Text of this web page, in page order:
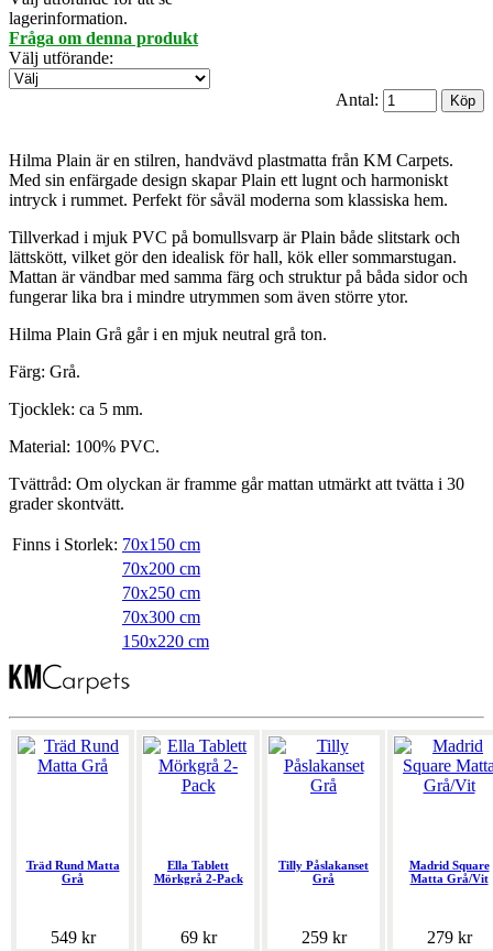
lagerinformation.
Fråga om denna produkt
Välj utförande:
Antal:
Hilma Plain är en stilren, handvävd plastmatta från KM Carpets.
Med sin enfärgade design skapar Plain ett lugnt och harmoniskt
intryck i rummet. Perfekt för såväl moderna som klassiska hem.
Tillverkad i mjuk PVC på bomullsvarp är Plain både slitstark och
lättskött, vilket gör den idealisk för hall, kök eller sommarstugan.
Mattan är vändbar med samma färg och struktur på båda sidor och
fungerar lika bra i mindre utrymmen som även större ytor.
Hilma Plain Grå går i en mjuk neutral grå ton.
Färg: Grå.
Tjocklek: ca 5 mm.
Material: 100% PVC.
Tvättråd: Om olyckan är framme går mattan utmärkt att tvätta i 30
grader skontvätt.
Finns i Storlek: 70x150 cm
70x200 cm
70x250 cm
70x300 cm
150x220 cm
Träd Rund Matta
Grå
549 kr
Ella Tablett
Mörkgrå 2-Pack
69 kr
Tilly Påslakanset
Grå
259 kr
Madrid Square
Matta Grå/Vit
279 kr